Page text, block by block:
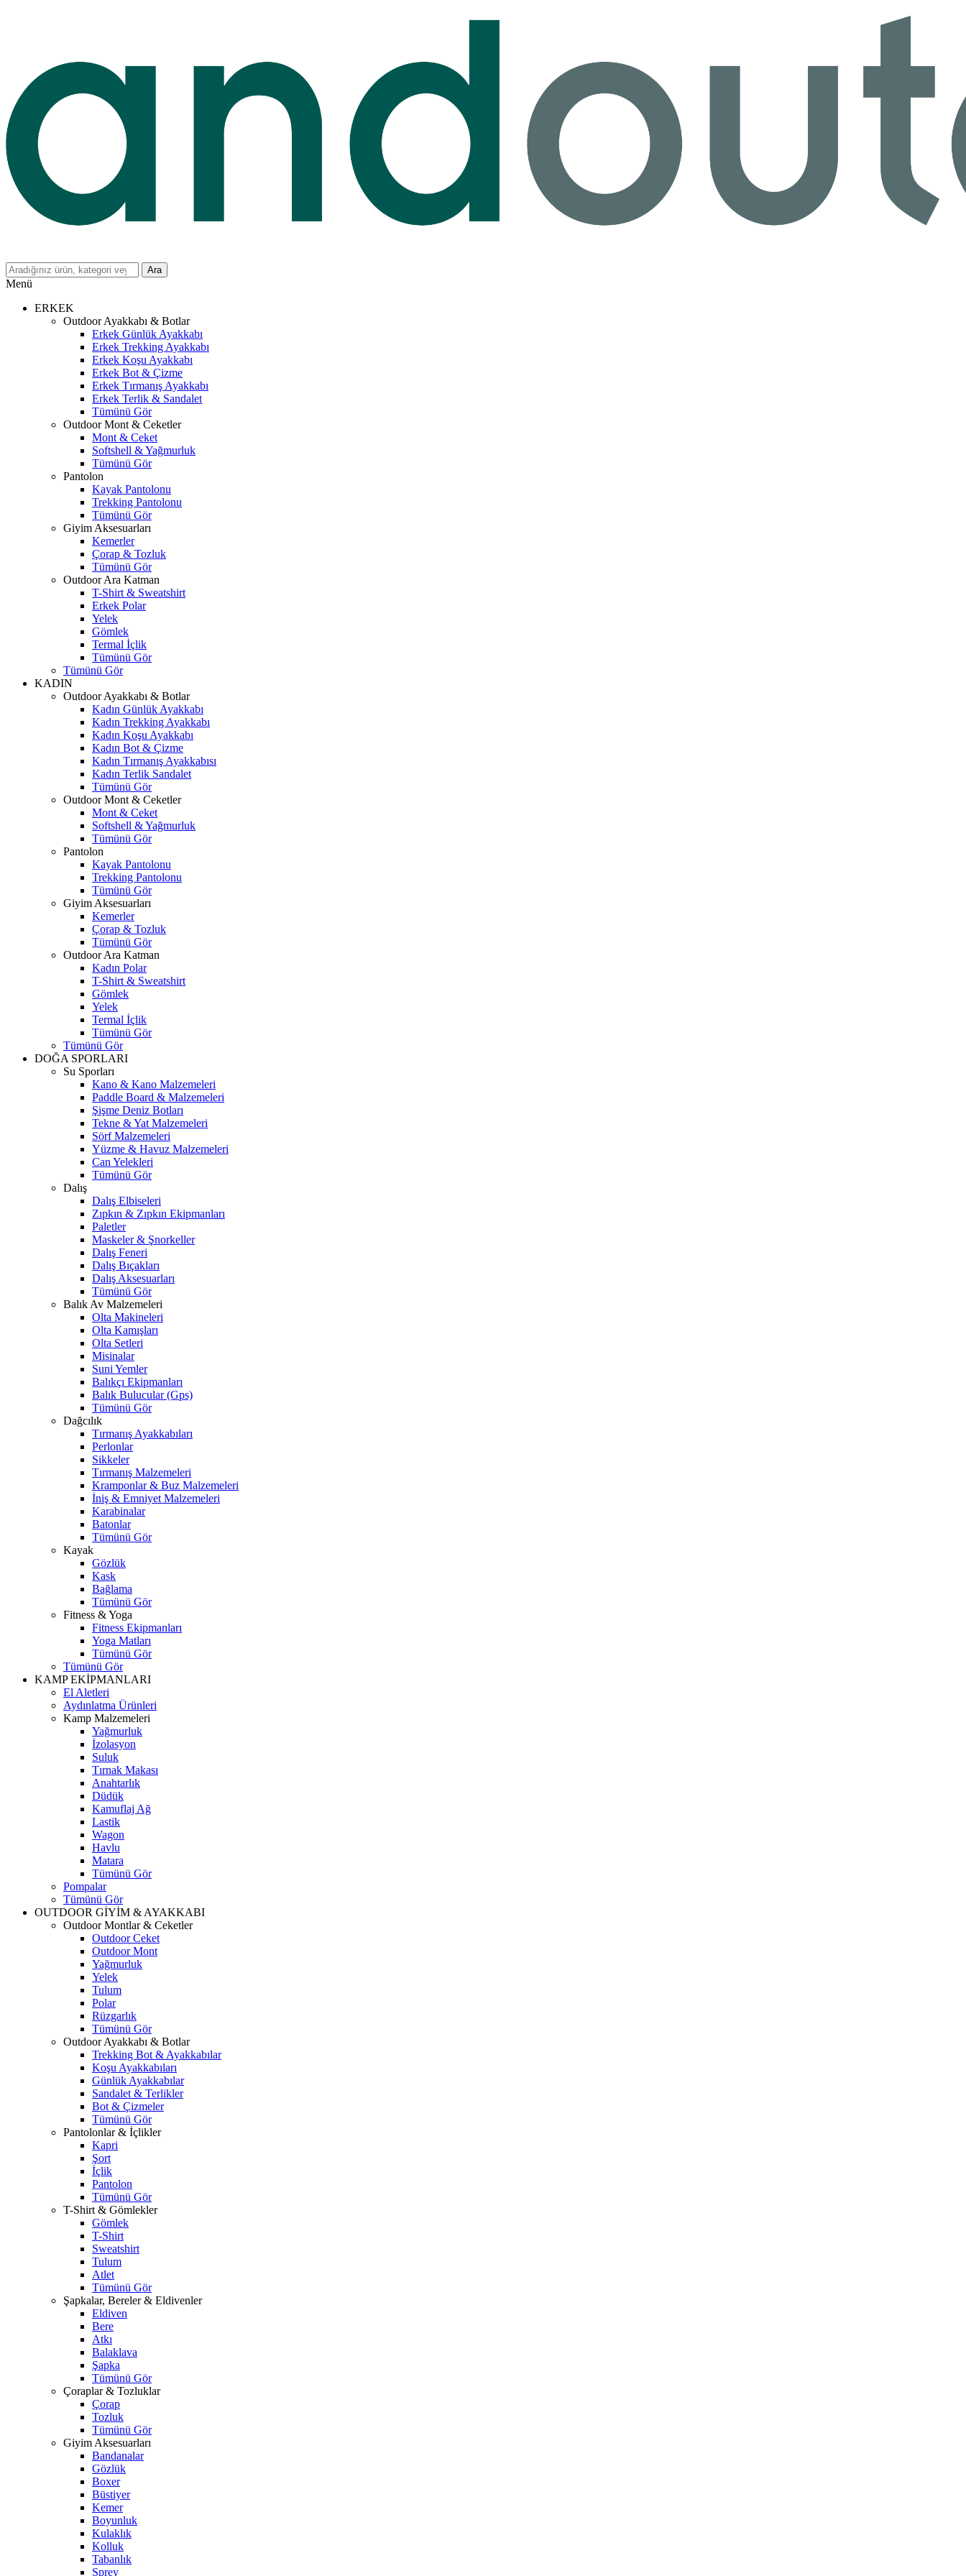
Ara
Menü
ERKEK
Outdoor Ayakkabı & Botlar
Erkek Günlük Ayakkabı
Erkek Trekking Ayakkabı
Erkek Koşu Ayakkabı
Erkek Bot & Çizme
Erkek Tırmanış Ayakkabı
Erkek Terlik & Sandalet
Tümünü Gör
Outdoor Mont & Ceketler
Mont & Ceket
Softshell & Yağmurluk
Tümünü Gör
Pantolon
Kayak Pantolonu
Trekking Pantolonu
Tümünü Gör
Giyim Aksesuarları
Kemerler
Çorap & Tozluk
Tümünü Gör
Outdoor Ara Katman
T-Shirt & Sweatshirt
Erkek Polar
Yelek
Gömlek
Termal İçlik
Tümünü Gör
Tümünü Gör
KADIN
Outdoor Ayakkabı & Botlar
Kadın Günlük Ayakkabı
Kadın Trekking Ayakkabı
Kadın Koşu Ayakkabı
Kadın Bot & Çizme
Kadın Tırmanış Ayakkabısı
Kadın Terlik Sandalet
Tümünü Gör
Outdoor Mont & Ceketler
Mont & Ceket
Softshell & Yağmurluk
Tümünü Gör
Pantolon
Kayak Pantolonu
Trekking Pantolonu
Tümünü Gör
Giyim Aksesuarları
Kemerler
Çorap & Tozluk
Tümünü Gör
Outdoor Ara Katman
Kadın Polar
T-Shirt & Sweatshirt
Gömlek
Yelek
Termal İçlik
Tümünü Gör
Tümünü Gör
DOĞA SPORLARI
Su Sporları
Kano & Kano Malzemeleri
Paddle Board & Malzemeleri
Şişme Deniz Botları
Tekne & Yat Malzemeleri
Sörf Malzemeleri
Yüzme & Havuz Malzemeleri
Can Yelekleri
Tümünü Gör
Dalış
Dalış Elbiseleri
Zıpkın & Zıpkın Ekipmanları
Paletler
Maskeler & Şnorkeller
Dalış Feneri
Dalış Bıçakları
Dalış Aksesuarları
Tümünü Gör
Balık Av Malzemeleri
Olta Makineleri
Olta Kamışları
Olta Setleri
Misinalar
Suni Yemler
Balıkçı Ekipmanları
Balık Bulucular (Gps)
Tümünü Gör
Dağcılık
Tırmanış Ayakkabıları
Perlonlar
Sikkeler
Tırmanış Malzemeleri
Kramponlar & Buz Malzemeleri
İniş & Emniyet Malzemeleri
Karabinalar
Batonlar
Tümünü Gör
Kayak
Gözlük
Kask
Bağlama
Tümünü Gör
Fitness & Yoga
Fitness Ekipmanları
Yoga Matları
Tümünü Gör
Tümünü Gör
KAMP EKİPMANLARI
El Aletleri
Aydınlatma Ürünleri
Kamp Malzemeleri
Yağmurluk
İzolasyon
Suluk
Tırnak Makası
Anahtarlık
Düdük
Kamuflaj Ağ
Lastik
Wagon
Havlu
Matara
Tümünü Gör
Pompalar
Tümünü Gör
OUTDOOR GİYİM & AYAKKABI
Outdoor Montlar & Ceketler
Outdoor Ceket
Outdoor Mont
Yağmurluk
Yelek
Tulum
Polar
Rüzgarlık
Tümünü Gör
Outdoor Ayakkabı & Botlar
Trekking Bot & Ayakkabılar
Koşu Ayakkabıları
Günlük Ayakkabılar
Sandalet & Terlikler
Bot & Çizmeler
Tümünü Gör
Pantolonlar & İçlikler
Kapri
Şort
İçlik
Pantolon
Tümünü Gör
T-Shirt & Gömlekler
Gömlek
T-Shirt
Sweatshirt
Tulum
Atlet
Tümünü Gör
Şapkalar, Bereler & Eldivenler
Eldiven
Bere
Atkı
Balaklava
Şapka
Tümünü Gör
Çoraplar & Tozluklar
Çorap
Tozluk
Tümünü Gör
Giyim Aksesuarları
Bandanalar
Gözlük
Boxer
Büstiyer
Kemer
Boyunluk
Kulaklık
Kolluk
Tabanlık
Sprey